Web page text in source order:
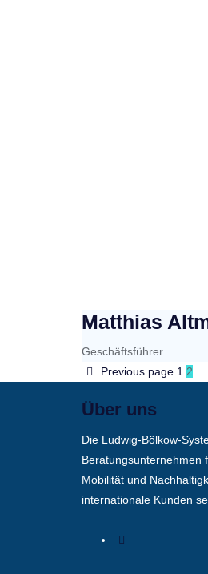
Matthias
Geschäftsführer
Previous page 1 2
Über uns
Die Ludwig-Bölkow-
Beratungsunternehmen
Mobilität und
internationale Kunden